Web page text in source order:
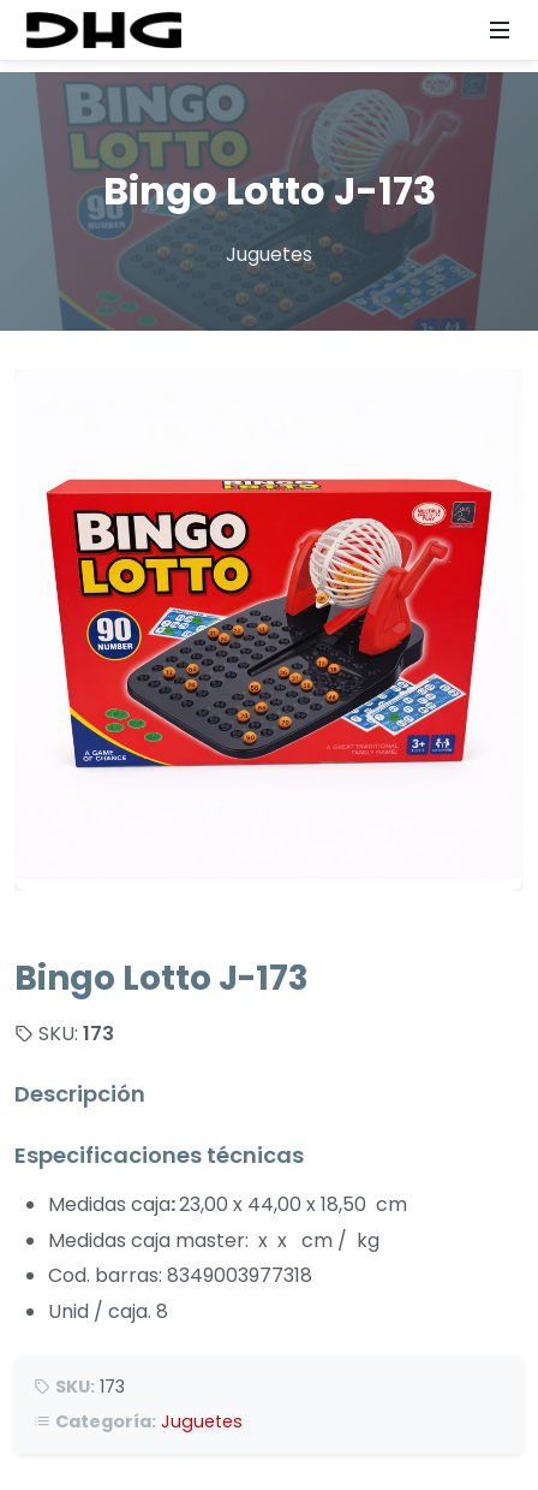
Bingo Lotto J-173
Juguetes
Bingo Lotto J-173
SKU: 173
Descripción
Especificaciones técnicas
Medidas caja:23,00 x 44,00 x 18,50 cm
Medidas caja master: x x cm / kg
Cod. barras: 8349003977318
Unid / caja. 8
SKU: 173
Categoría: Juguetes